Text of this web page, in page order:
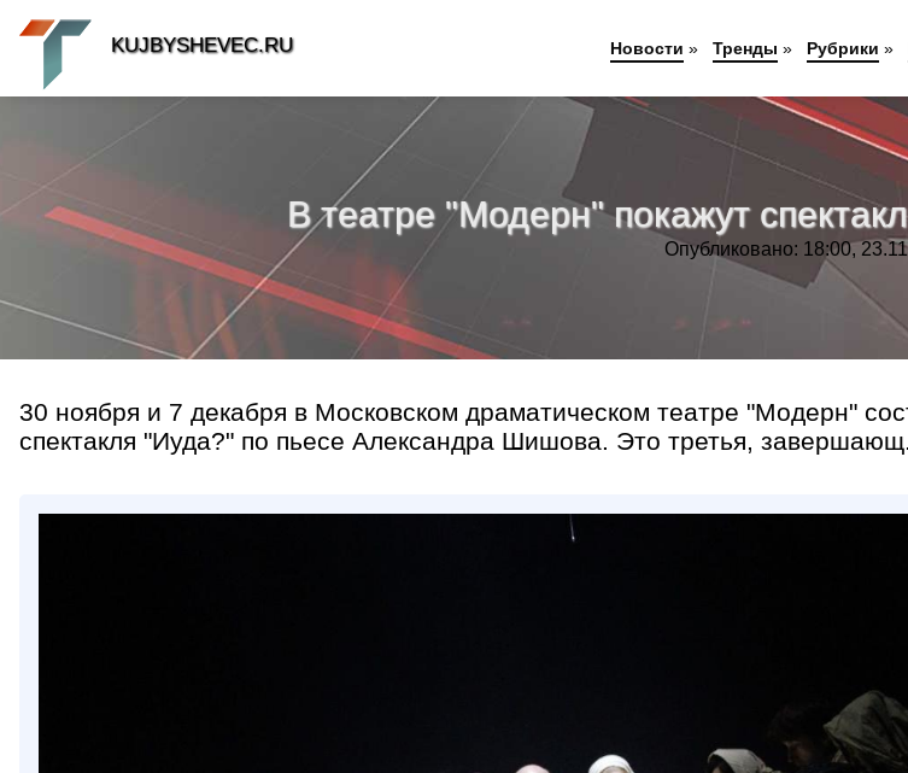
В театре "Модерн" покажут
Опубликовано: 18:00,
30 ноября и 7 декабря в Московском драматическом театре "Модерн"
спектакля "Иуда?" по пьесе Александра Шишова. Это третья,
KUJBYSHEVEC.RU Новости » Тренды » Рубрики »